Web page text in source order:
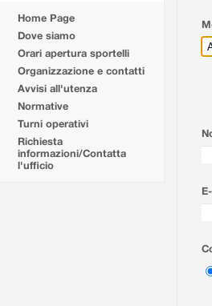
Home Page
Dove siamo
Orari apertura sportelli
Organizzazione e contatti
Avvisi all'utenza
Normative
Turni operativi
Richiesta
informazioni/Contatta
l'ufficio